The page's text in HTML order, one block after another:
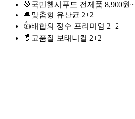
💚국민헬시푸드 전제품 8,900원~
🔔맞춤형 유산균 2+2
👍배합의 정수 프리미엄 2+2
🥬고품질 보태니컬 2+2